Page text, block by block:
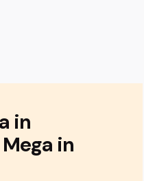
in
in